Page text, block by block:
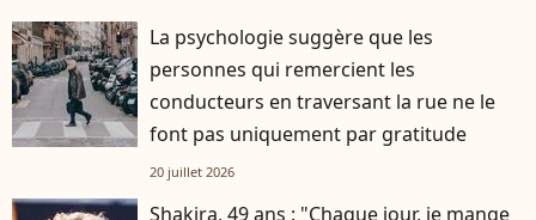
La psychologie suggère que les
personnes qui remercient les
conducteurs en traversant la rue ne le
font pas uniquement par gratitude
20 juillet 2026
Shakira, 49 ans : "Chaque jour, je mange